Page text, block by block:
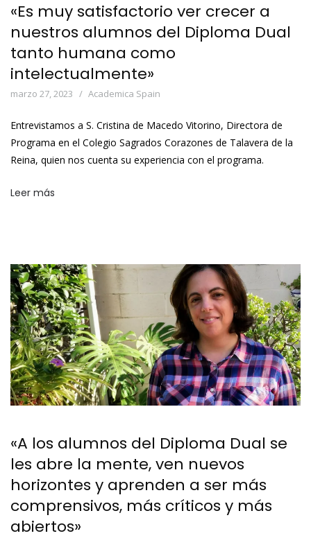
«Es muy satisfactorio ver crecer a
nuestros alumnos del Diploma Dual
tanto humana como
intelectualmente»
marzo 27, 2023 Academica Spain
Entrevistamos a S. Cristina de Macedo Vitorino, Directora de
Programa en el Colegio Sagrados Corazones de Talavera de la
Reina, quien nos cuenta su experiencia con el programa.
Leer más
«A los alumnos del Diploma Dual se
les abre la mente, ven nuevos
horizontes y aprenden a ser más
comprensivos, más críticos y más
abiertos»